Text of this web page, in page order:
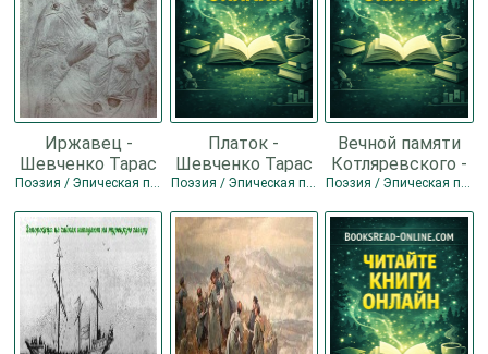
Иржавец -
Шевченко Тарас
Григорьевич
Поэзия / Эпическая поэзия
Платок -
Шевченко Тарас
Григорьевич
Поэзия / Эпическая поэзия
Вечной памяти
Котляревского -
Шевченко ТарасПоэзия / Эпическая поэзия